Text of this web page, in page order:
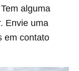
alguma
Envie uma
em contato